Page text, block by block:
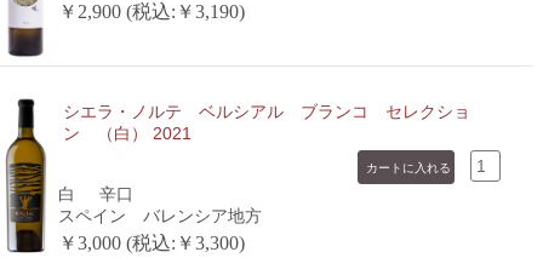
￥2,900 (税込:￥3,190)
シエラ・ノルテ ベルシアル ブランコ セレクショ
ン （白） 2021
白
辛口
スペイン バレンシア地方
￥3,000 (税込:￥3,300)